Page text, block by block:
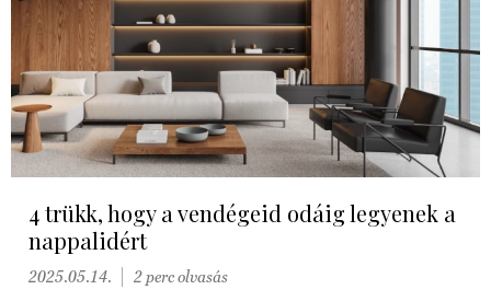
4 trükk, hogy a vendégeid odáig legyenek a
nappalidért
2025.05.14. 2 perc olvasás